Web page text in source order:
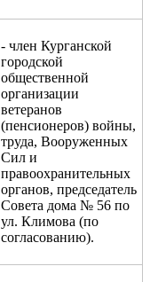
- член Курганской
городской
общественной
организации
ветеранов
(пенсионеров) войны,
труда, Вооруженных
Сил и
правоохранительных
органов, председатель
Совета дома № 56 по
ул. Климова (по
согласованию).